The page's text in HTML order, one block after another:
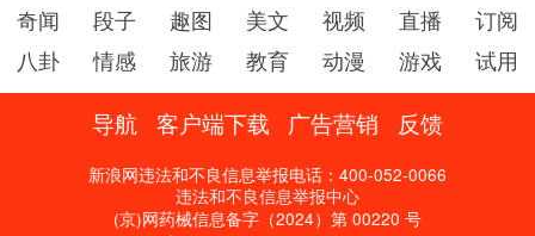
奇闻 段子 趣图 美文 视频 直播
订阅
八卦
情感 旅游 教育 动漫 游戏 试用
导航 客户端下载 广告营销 反馈
新浪网违法和不良信息举报电话：400-052-0066
违法和不良信息举报中心
(京)网药械信息备字（2024）第 00220 号